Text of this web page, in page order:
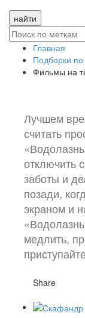
найти
Главная
Подборки
Фильмы на
Лучшем
считать
отключить
заботы и
позади,
экраном и
медлить,
Share